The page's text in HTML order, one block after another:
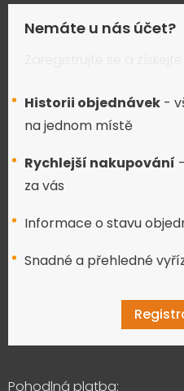
Nemáte u nás účet?
Historii objednávek -
na jednom místě
Rychlejší nakupování
za vás
Informace o stavu
Snadné a přehledné
Pohodlná platba: